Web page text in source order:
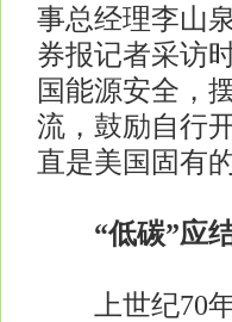
事总经理李山
券报记者采访
国能源安全，
流，鼓励自行
直是美国固有
“低碳”应
上世纪70年